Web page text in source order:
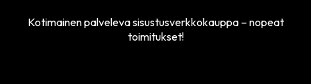
Kotimainen palveleva sisustusverkkokauppa – nopeat
toimitukset!